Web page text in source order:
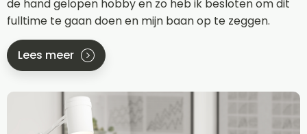
de hand gelopen hobby en zo heb ik besloten om dit
fulltime te gaan doen en mijn baan op te zeggen.
Lees meer